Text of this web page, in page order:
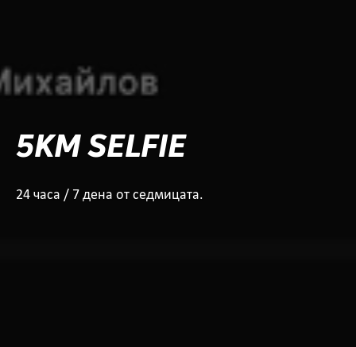
5KM SELFIE
24 часа / 7 дена от седмицата.